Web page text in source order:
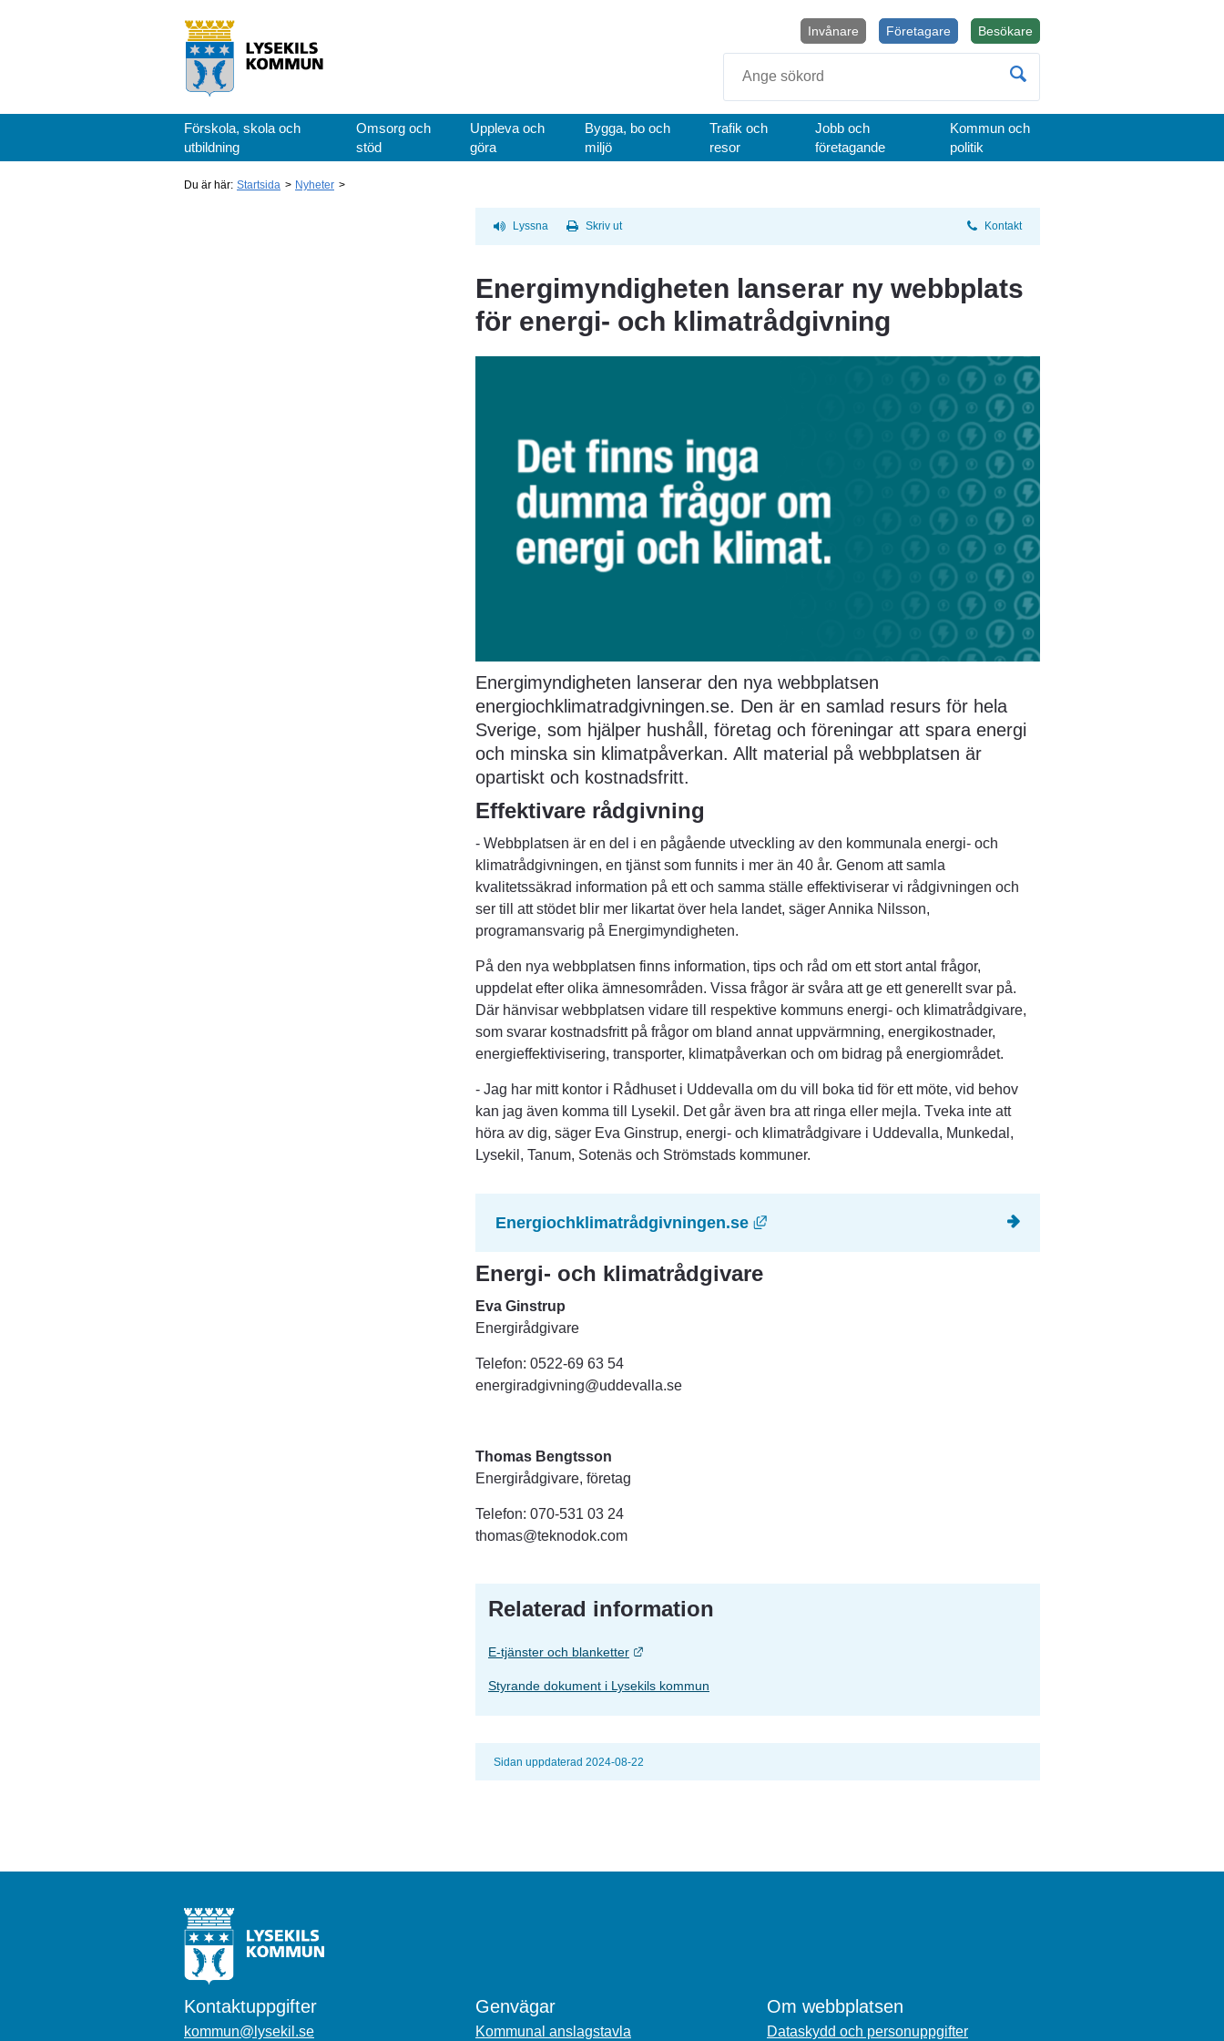
BesökareÖppnas i nytt fönster.
Företagare
Invånare
Förskola, skola och
utbildning
Omsorg och
stöd
Uppleva och
göra
Bygga, bo och
miljö
Trafik och
resor
Jobb och
företagande
Kommun och
politik
Du är här: Startsida Nyheter
Lyssna Skriv ut Kontakt
Energimyndigheten lanserar ny webbplats
för energi- och klimatrådgivning
Energimyndigheten lanserar den nya webbplatsen
energiochklimatradgivningen.se. Den är en samlad resurs för hela
Sverige, som hjälper hushåll, företag och föreningar att spara energi
och minska sin klimatpåverkan. Allt material på webbplatsen är
opartiskt och kostnadsfritt.
Effektivare rådgivning
- Webbplatsen är en del i en pågående utveckling av den kommunala energi- och
klimatrådgivningen, en tjänst som funnits i mer än 40 år. Genom att samla
kvalitetssäkrad information på ett och samma ställe effektiviserar vi rådgivningen och
ser till att stödet blir mer likartat över hela landet, säger Annika Nilsson,
programansvarig på Energimyndigheten.
På den nya webbplatsen finns information, tips och råd om ett stort antal frågor,
uppdelat efter olika ämnesområden. Vissa frågor är svåra att ge ett generellt svar på.
Där hänvisar webbplatsen vidare till respektive kommuns energi- och klimatrådgivare,
som svarar kostnadsfritt på frågor om bland annat uppvärmning, energikostnader,
energieffektivisering, transporter, klimatpåverkan och om bidrag på energiområdet.
- Jag har mitt kontor i Rådhuset i Uddevalla om du vill boka tid för ett möte, vid behov
kan jag även komma till Lysekil. Det går även bra att ringa eller mejla. Tveka inte att
höra av dig, säger Eva Ginstrup, energi- och klimatrådgivare i Uddevalla, Munkedal,
Lysekil, Tanum, Sotenäs och Strömstads kommuner.
Energiochklimatrådgivningen.se Länk till annan webbplats, öppnas i nytt fönster.
Energi- och klimatrådgivare
Eva Ginstrup
Energirådgivare
Telefon: 0522‑69 63 54
energiradgivning@uddevalla.se
Thomas Bengtsson
Energirådgivare, företag
Telefon: 070-531 03 24
thomas@teknodok.com
Relaterad information
E-tjänster och blanketter Länk till annan webbplats.
Styrande dokument i Lysekils kommun
Sidan uppdaterad 2024-08-22
Kontaktuppgifter
kommun@lysekil.se
Genvägar
Kommunal anslagstavla
Om webbplatsen
Dataskydd och personuppgifter